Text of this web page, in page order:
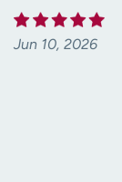
Jun 10, 2026